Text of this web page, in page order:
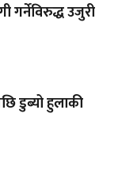
गर्नेविरुद्ध उजुरी
डुब्यो हुलाकी